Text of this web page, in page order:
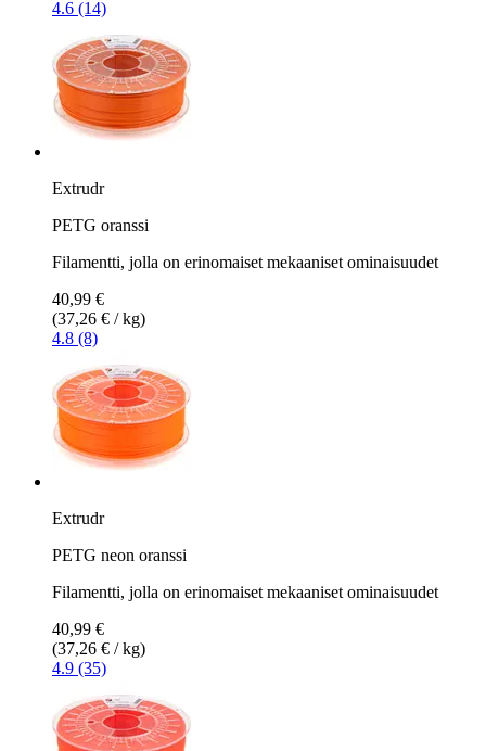
4.6 (14)
Extrudr
PETG oranssi
Filamentti, jolla on erinomaiset mekaaniset ominaisuudet
40,99 €
(37,26 € / kg)
4.8 (8)
Extrudr
PETG neon oranssi
Filamentti, jolla on erinomaiset mekaaniset ominaisuudet
40,99 €
(37,26 € / kg)
4.9 (35)